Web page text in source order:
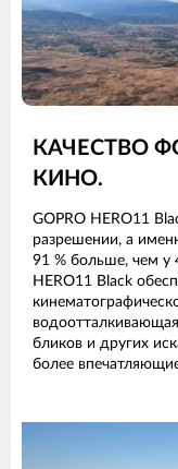
КАЧЕСТВО
КИНО.
GOPRO HERO11
разрешении, а
91 % больше, чем у
HERO11 Black
бликов и других
более